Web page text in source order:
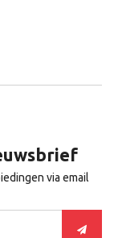
via email